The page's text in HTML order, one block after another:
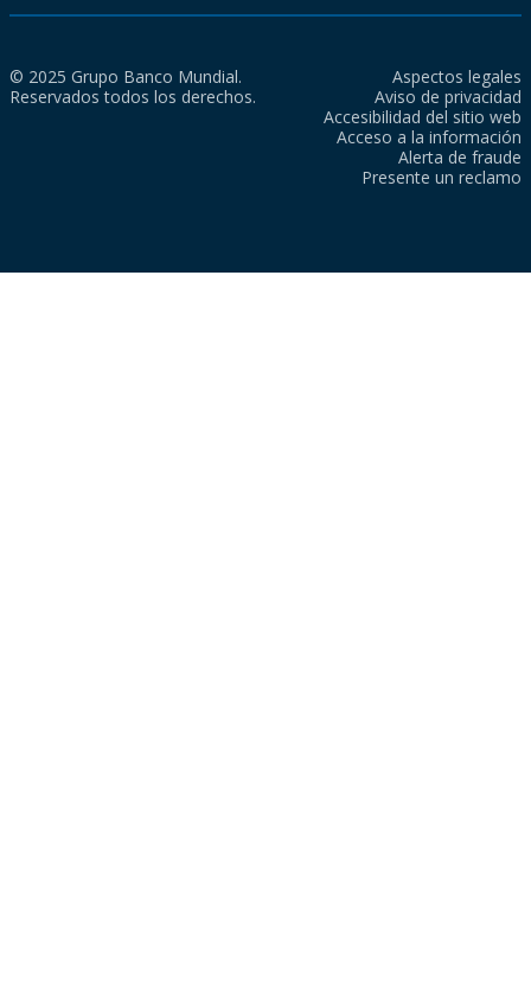
© 2025 Grupo Banco Mundial.
Reservados todos los derechos.
Aspectos legales
Aviso de privacidad
Accesibilidad del sitio web
Acceso a la información
Alerta de fraude
Presente un reclamo